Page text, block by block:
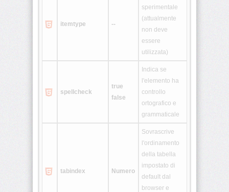
<table>
<thead>
itemtype --
sperimentale
(attualmente
non deve
essere
utilizzata)
spellcheck
true
false
Indica se
l'elemento ha
controllo
ortografico e
grammaticale
tabindex Numero
Sovrascrive
l'ordinamento
della tabella
impostato di
default dal
browser e